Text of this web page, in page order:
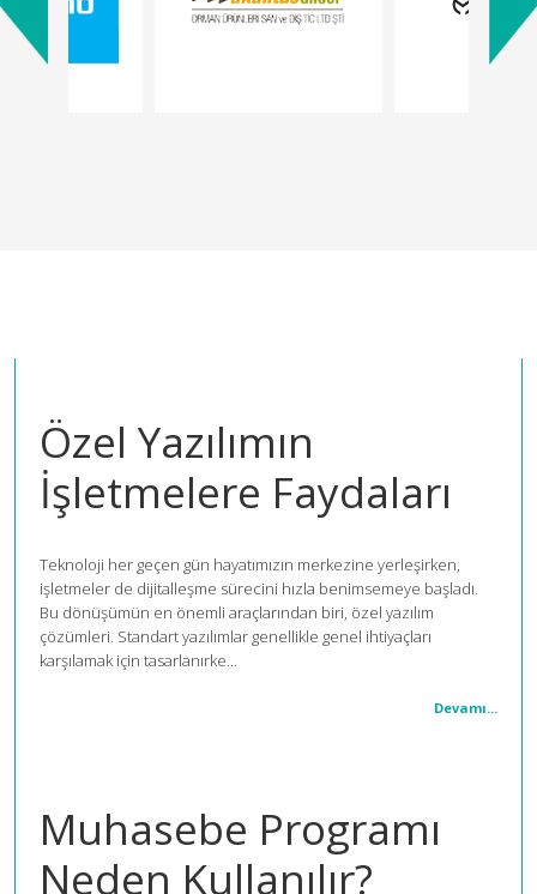
Özel Yazılımın
İşletmelere Faydaları
Teknoloji her geçen gün hayatımızın merkezine yerleşirken,
işletmeler de dijitalleşme sürecini hızla benimsemeye başladı.
Bu dönüşümün en önemli araçlarından biri, özel yazılım
çözümleri. Standart yazılımlar genellikle genel ihtiyaçları
karşılamak için tasarlanırke...
Devamı...
Muhasebe Programı
Neden Kullanılır?